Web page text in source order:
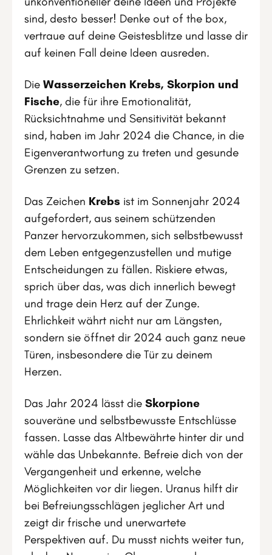
sind, desto besser! Denke out of the box,
vertraue auf deine Geistesblitze und lasse dir
auf keinen Fall deine Ideen ausreden.
Die Wasserzeichen Krebs, Skorpion und
Fische, die für ihre Emotionalität,
Rücksichtnahme und Sensitivität bekannt
sind, haben im Jahr 2024 die Chance, in die
Eigenverantwortung zu treten und gesunde
Grenzen zu setzen.
Das Zeichen Krebs ist im Sonnenjahr 2024
aufgefordert, aus seinem schützenden
Panzer hervorzukommen, sich selbstbewusst
dem Leben entgegenzustellen und mutige
Entscheidungen zu fällen. Riskiere etwas,
sprich über das, was dich innerlich bewegt
und trage dein Herz auf der Zunge.
Ehrlichkeit währt nicht nur am Längsten,
sondern sie öffnet dir 2024 auch ganz neue
Türen, insbesondere die Tür zu deinem
Herzen.
Das Jahr 2024 lässt die Skorpione
souveräne und selbstbewusste Entschlüsse
fassen. Lasse das Altbewährte hinter dir und
wähle das Unbekannte. Befreie dich von der
Vergangenheit und erkenne, welche
Möglichkeiten vor dir liegen. Uranus hilft dir
bei Befreiungsschlägen jeglicher Art und
zeigt dir frische und unerwartete
Perspektiven auf. Du musst nichts weiter tun,